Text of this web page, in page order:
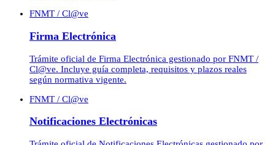
FNMT / Cl@ve
Firma Electrónica
Trámite oficial de Firma Electrónica gestionado por FNMT /
Cl@ve. Incluye guía completa, requisitos y plazos reales
según normativa vigente.
FNMT / Cl@ve
Notificaciones Electrónicas